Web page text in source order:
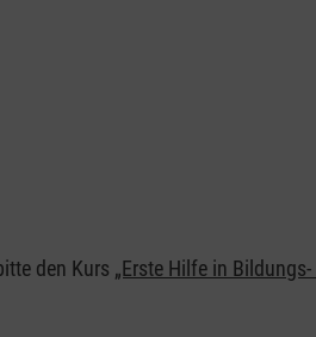
den Kurs „Erste Hilfe in Bildungs-